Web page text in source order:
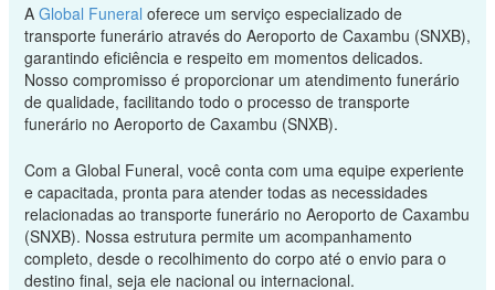
A Global Funeral oferece um serviço especializado de
transporte funerário através do Aeroporto de Caxambu (SNXB),
garantindo eficiência e respeito em momentos delicados.
Nosso compromisso é proporcionar um atendimento funerário
de qualidade, facilitando todo o processo de transporte
funerário no Aeroporto de Caxambu (SNXB).
Com a Global Funeral, você conta com uma equipe experiente
e capacitada, pronta para atender todas as necessidades
relacionadas ao transporte funerário no Aeroporto de Caxambu
(SNXB). Nossa estrutura permite um acompanhamento
completo, desde o recolhimento do corpo até o envio para o
destino final, seja ele nacional ou internacional.